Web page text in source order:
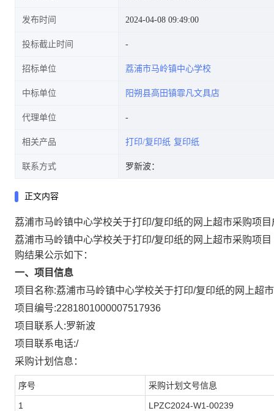
发布时间 2024-04-08 09:49:00
投标截止时间
招标单位 荔浦市马岭镇中心学校
中标单位 阳朔县高田镇霏凡文具店
代理单位
相关产品 打印/复印纸 复印纸
联系方式 罗新波：
正文内容
荔浦市马岭镇中心学校关于打印/复印纸的网上超市采购项
荔浦市马岭镇中心学校关于打印/复印纸的网上超市采购项目
购结果公示如下：
一、项目信息
项目名称:荔浦市马岭镇中心学校关于打印/复印纸的网上超
项目编号:2281801000007517936
项目联系人:罗新波
项目联系电话:/
采购计划信息：
序号 采购计划文号信息
1 LPZC2024-W1-00239